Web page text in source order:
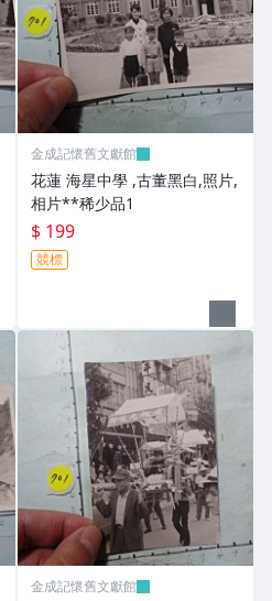
金成記懷舊文獻館
花蓮 海星中學 ,古董黑白,照片,
相片**稀少品1
$ 199
競標
金成記懷舊文獻館